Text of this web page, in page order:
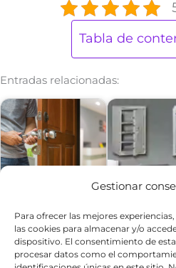
Gestionar
Para ofrecer las mejores
las cookies para almacenar y/o
dispositivo. El consentimiento de
procesar datos como el
Tabla de
Entradas relacionadas:
Servicios de Cerrajeria
Apertura